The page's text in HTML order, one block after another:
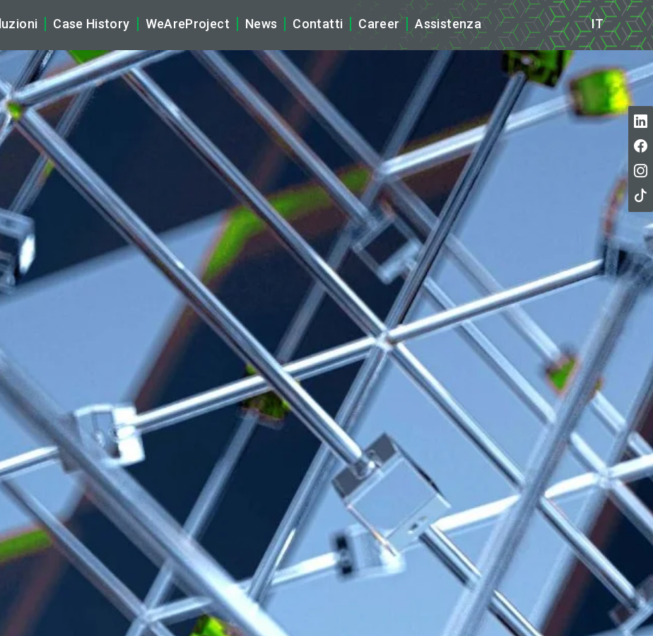
Artificial Intelligence
Hybrid Multicloud & Networking
Cyber Security
Digital Workplace & Audio Video Solutions (AV)
Application & Data
Managed Services
Case History WeAreProject
La Nostra Storia
Ecosistema WeAreProject
Vision, Mission & Core Values
Partnership
Sostenibilità
Compliance, Privacy e Certificazioni ISO
News
Company News
Tech News
Rassegna Stampa
Contatti Career Assistenza IT